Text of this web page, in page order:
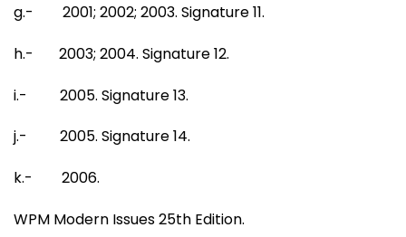
g.- 2001; 2002; 2003. Signature 11.
h.- 2003; 2004. Signature 12.
i.- 2005. Signature 13.
j.- 2005. Signature 14.
k.- 2006.
WPM Modern Issues 25th Edition.